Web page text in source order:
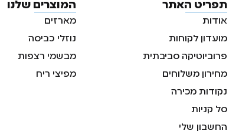
תפריט האתר
אודות
מועדון לקוחות
פרוביוטיקה סביבתית
מחירון משלוחים
נקודות מכירה
סל קניות
החשבון שלי
המוצרים שלנו
מארזים
נוזלי כביסה
מבשמי רצפות
מפיצי ריח